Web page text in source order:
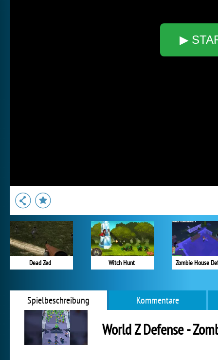
▶
Dead Zed Witch Hunt Zombie House
Spielbeschreibung Kommentare
World Z Defense -